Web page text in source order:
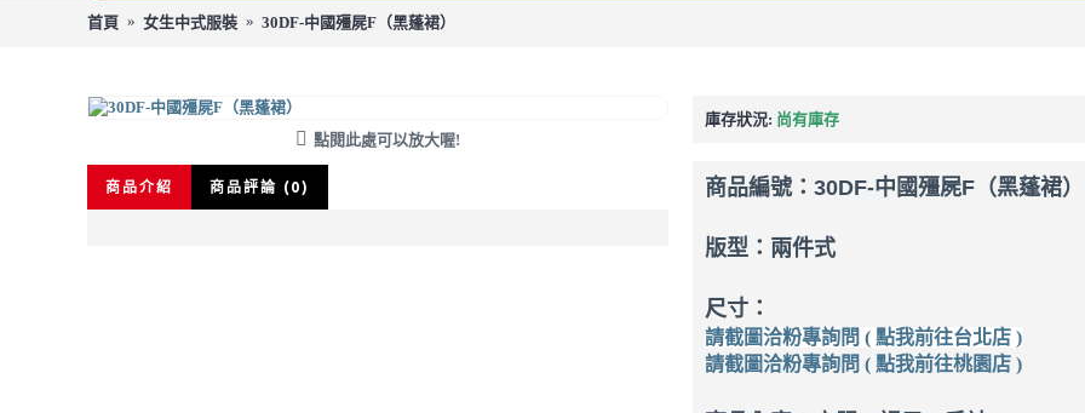
首頁 女生中式服裝 30DF-中國殭屍F（黑蓬裙）
點閱此處可以放大喔!
商品介紹 商品評論 (0)
庫存狀況: 尚有庫存
商品編號： 30DF-中國殭屍F（黑蓬裙）
版型：兩件式
尺寸：
請截圖洽粉專詢問 ( 點我前往台北店 )
請截圖洽粉專詢問 ( 點我前往桃園店 )